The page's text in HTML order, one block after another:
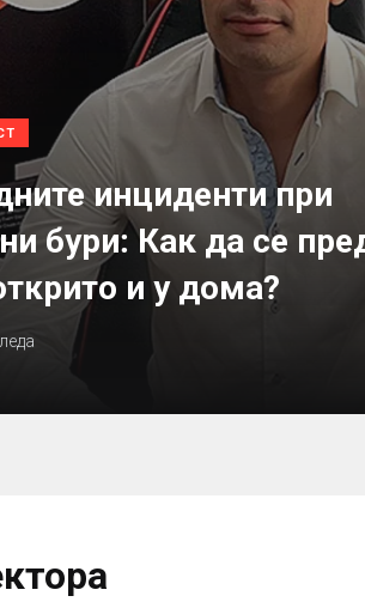
инциденти при
бури: Как да се
и у дома?